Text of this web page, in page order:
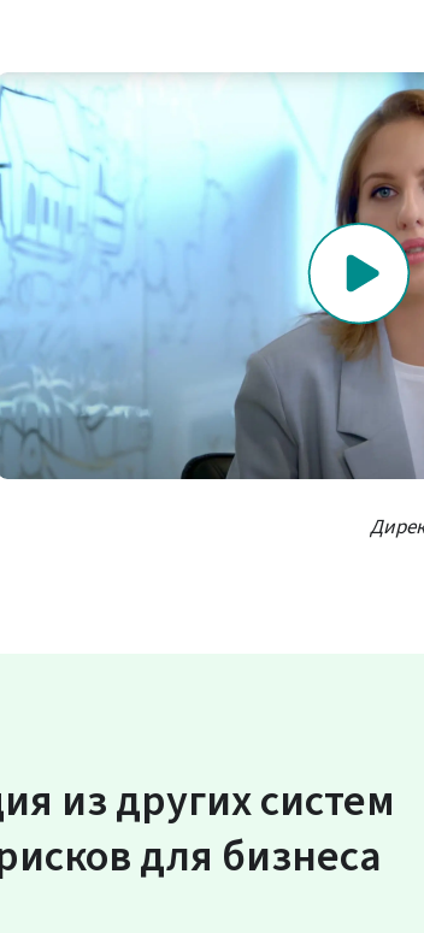
из других систем
для бизнеса